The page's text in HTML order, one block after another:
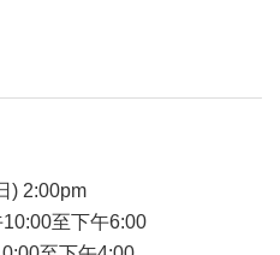
) 2:00pm
至下午6:00